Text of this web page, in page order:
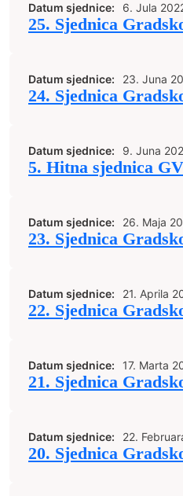
Datum sjednice: 6. Jula
25. Sjednica
Datum sjednice: 23. Juna
24. Sjednica
Datum sjednice: 9. Juna
5. Hitna sjednica
Datum sjednice: 26. Maja
23. Sjednica
Datum sjednice: 21. Aprila
22. Sjednica
Datum sjednice: 17. Marta
21. Sjednica
Datum sjednice: 22.
20. Sjednica